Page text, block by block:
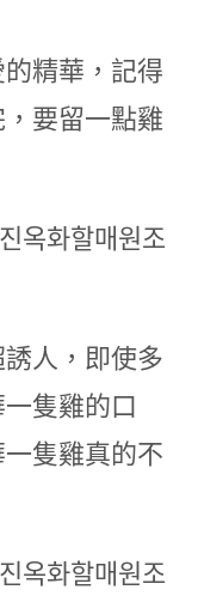
精華，記得
要留一點雞
人，即使多
隻雞的口
隻雞真的不